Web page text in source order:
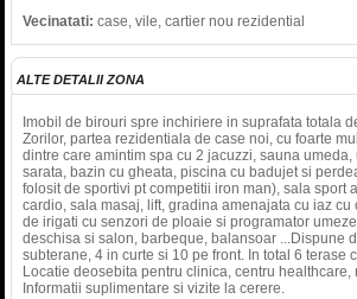
Vecinatati: case, vile, cartier nou rezidential
ALTE DETALII ZONA
Imobil de birouri spre inchiriere in suprafata totala
Zorilor, partea rezidentiala de case noi, cu foarte
dintre care amintim spa cu 2 jacuzzi, sauna
sarata, bazin cu gheata, piscina cu badujet si
folosit de sportivi pt competitii iron man), sala sport
cardio, sala masaj, lift, gradina amenajata cu iaz cu
de irigati cu senzori de ploaie si programator
deschisa si salon, barbeque, balansoar ...Dispune
subterane, 4 in curte si 10 pe front. In total 6 terase
Locatie deosebita pentru clinica, centru healthcare,
Informatii suplimentare si vizite la cerere.